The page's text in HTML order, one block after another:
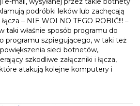
podróbki leków lub zachęcają
– NIE WOLNO TEGO ROBIĆ!!! –
taki właśnie sposób programu do
programu szpiegującego, w taki też
sieci botnetów,
szkodliwe załączniki i łącza,
atakują kolejne komputery i